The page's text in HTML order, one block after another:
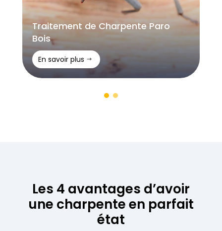
Traitement de Charpente Paro
Bois
En savoir plus $
Les 4 avantages d’avoir
une charpente en parfait
état